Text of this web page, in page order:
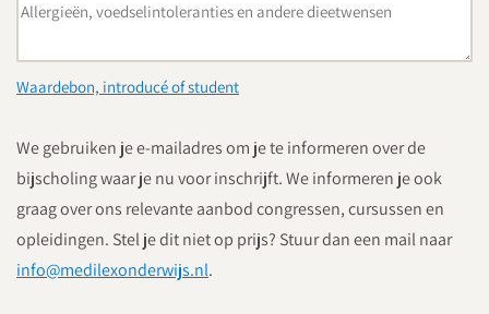
Waardebon, introducé of student
We gebruiken je e-mailadres om je te informeren over de
bijscholing waar je nu voor inschrijft. We informeren je ook
graag over ons relevante aanbod congressen, cursussen en
opleidingen. Stel je dit niet op prijs? Stuur dan een mail naar
info@medilexonderwijs.nl.